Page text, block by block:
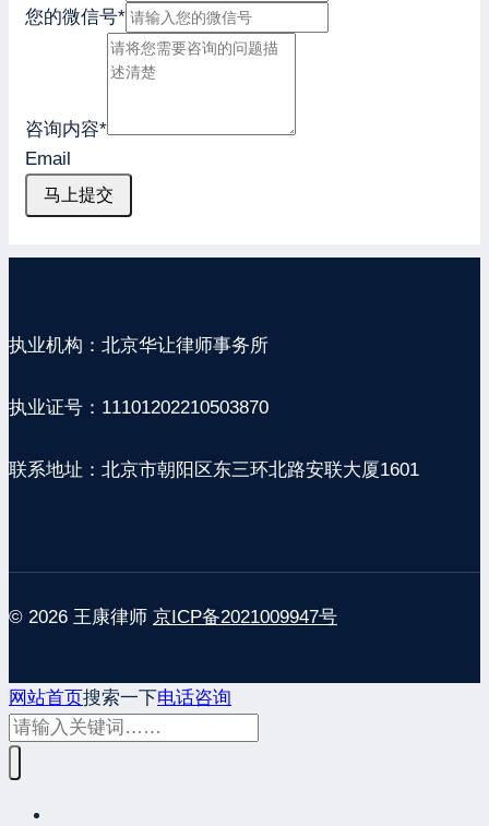
您的微信号*
咨询内容*
Email
马上提交
执业机构：北京华让律师事务所
执业证号：11101202210503870
联系地址：北京市朝阳区东三环北路安联大厦1601
© 2026 王康律师 京ICP备2021009947号
网站首页搜索一下电话咨询